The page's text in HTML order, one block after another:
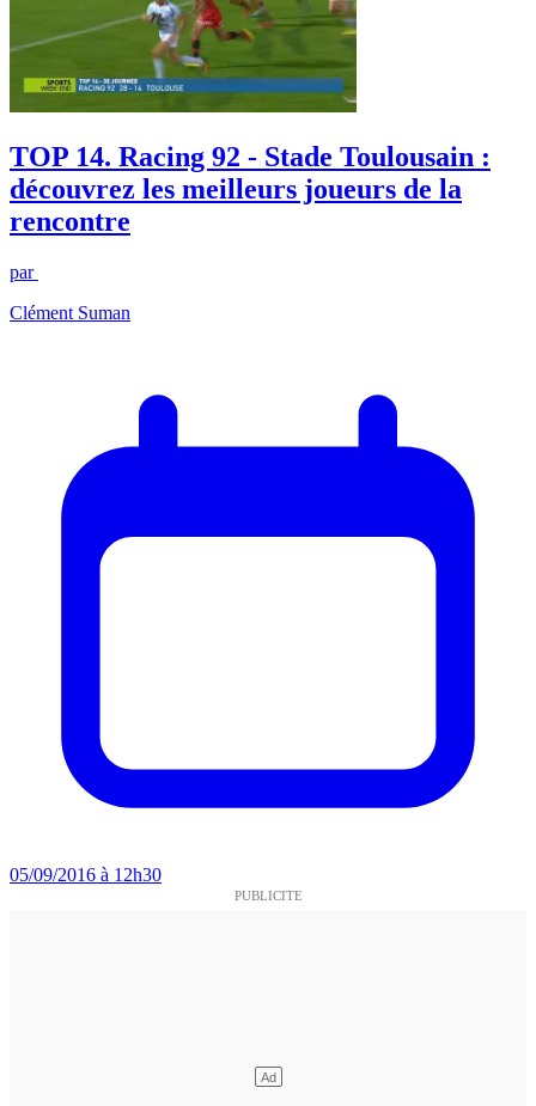
TOP 14. Racing 92 - Stade Toulousain :
découvrez les meilleurs joueurs de la
rencontre
par
Clément Suman
05/09/2016 à 12h30